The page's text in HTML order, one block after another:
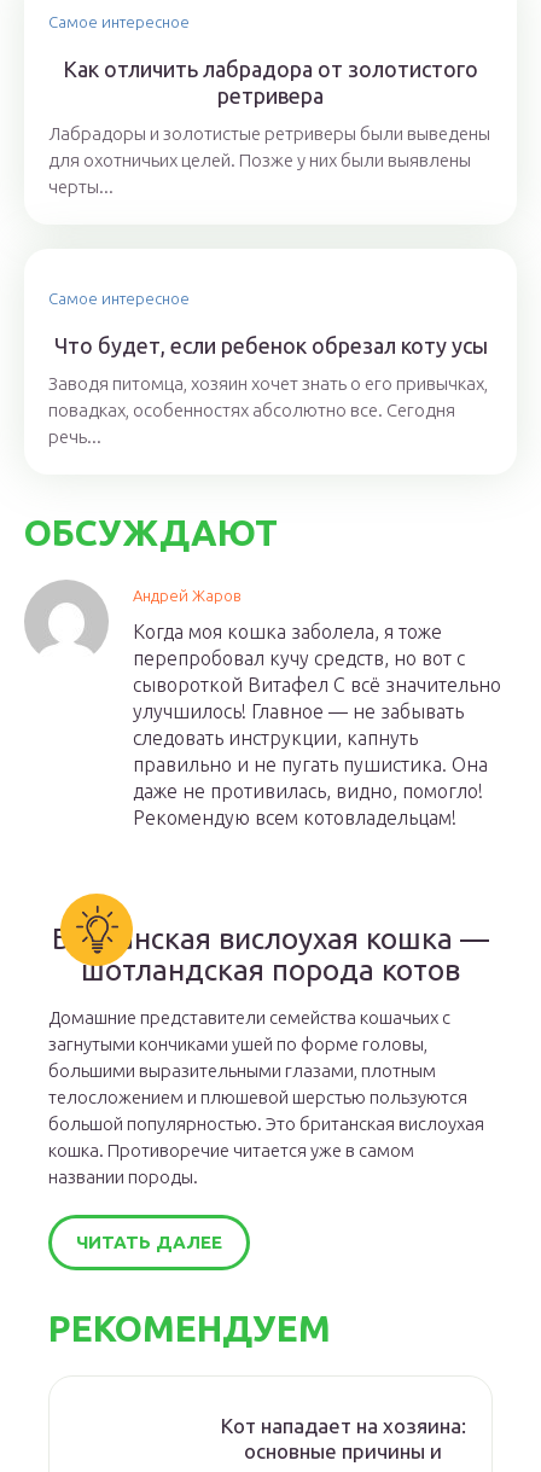
Самое интересное
Как отличить лабрадора от золотистого
ретривера
Лабрадоры и золотистые ретриверы были выведены
для охотничьих целей. Позже у них были выявлены
черты...
Самое интересное
Что будет, если ребенок обрезал коту усы
Заводя питомца, хозяин хочет знать о его привычках,
повадках, особенностях абсолютно все. Сегодня
речь...
ОБСУЖДАЮТ
Андрей Жаров
Когда моя кошка заболела, я тоже
перепробовал кучу средств, но вот с
сывороткой Витафел С всё значительно
улучшилось! Главное — не забывать
следовать инструкции, капнуть
правильно и не пугать пушистика. Она
даже не противилась, видно, помогло!
Рекомендую всем котовладельцам!
Британская вислоухая кошка —
шотландская порода котов
Домашние представители семейства кошачьих с
загнутыми кончиками ушей по форме головы,
большими выразительными глазами, плотным
телосложением и плюшевой шерстью пользуются
большой популярностью. Это британская вислоухая
кошка. Противоречие читается уже в самом
названии породы.
ЧИТАТЬ ДАЛЕЕ
РЕКОМЕНДУЕМ
Кот нападает на хозяина:
основные причины и